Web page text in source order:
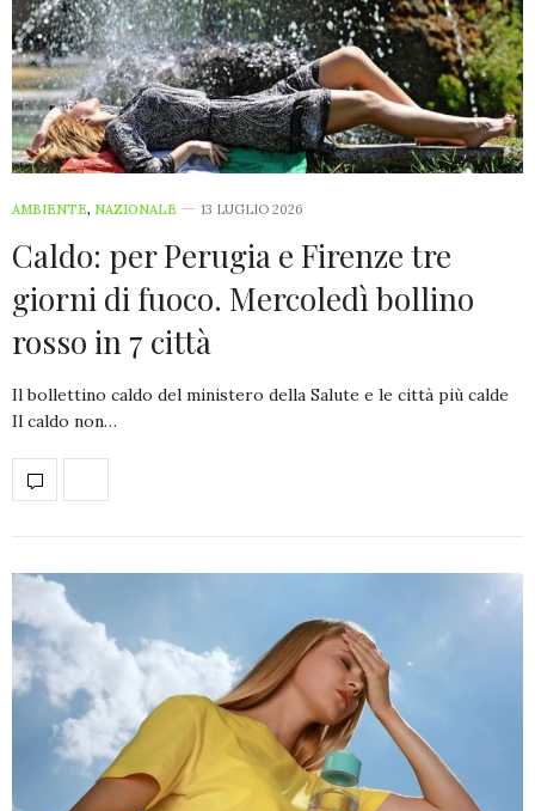
AMBIENTE, NAZIONALE 13 LUGLIO 2026
Caldo: per Perugia e Firenze tre
giorni di fuoco. Mercoledì bollino
rosso in 7 città
Il bollettino caldo del ministero della Salute e le città più calde
Il caldo non…